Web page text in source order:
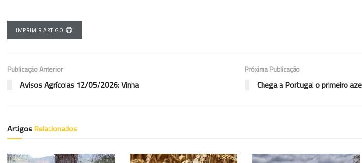
IMPRIMIR ARTIGO
Publicação Anterior
Avisos Agrícolas 12/05/2026: Vinha
Próxima Publicação
Chega a Portugal o primeiro
Artigos Relacionados